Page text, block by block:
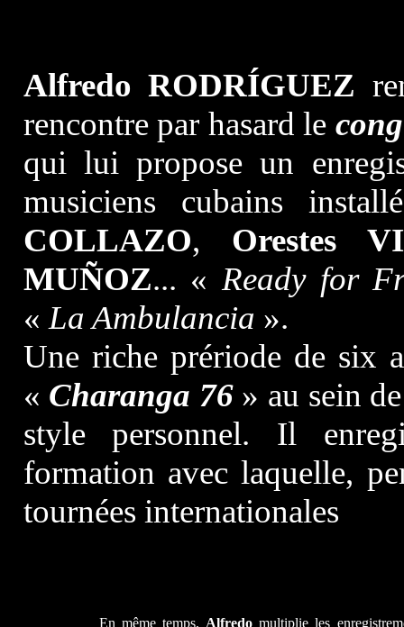
Alfredo RODRÍGUEZ
rencontre par hasard le
qui lui propose un
musiciens cubains
COLLAZO, Orestes
MUÑOZ... « Ready for
« La Ambulancia ».
Une riche prériode de six
« Charanga 76» au sein
style personnel. Il
formation avec laquelle,
tournées internationales
En même temps, Alfredo multiplie les